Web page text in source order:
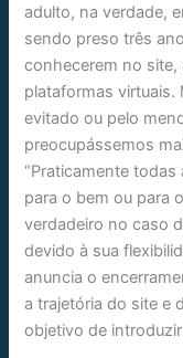
adulto, na verdade,
sendo preso três
conhecerem no site,
plataformas virtuais.
evitado ou pelo
preocupássemos
“Praticamente
para o bem ou para
verdadeiro no caso
devido à sua
anuncia o
a trajetória do site e
objetivo de